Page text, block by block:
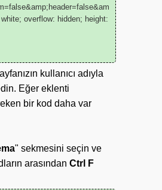
overflow: hidden; height:
kullanıcı adıyla
Eğer eklenti
bir kod daha var
" sekmesini seçin ve
arasından Ctrl F